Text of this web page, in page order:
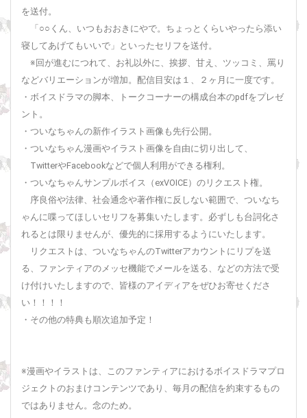
を送付。
「○○くん、いつもおおきにやで。ちょっとくらいやったら添い
寝してあげてもいいで」といったセリフを送付。
※回が進むにつれて、お礼以外に、挨拶、甘え、ツッコミ、罵り
などバリエーションが増加。配信目安は１、２ヶ月に一度です。
・ボイスドラマの脚本、トークコーナーの構成台本のpdfをプレゼ
ント。
・ついなちゃんの新作イラスト画像も先行公開。
・ついなちゃん漫画やイラスト画像を自由に切り出して、
TwitterやFacebookなどで個人利用ができる権利。
・ついなちゃんサンプルボイス（exVOICE）のリクエスト権。
序良俗や法律、社会通念や著作権に反しない範囲で、ついなち
ゃんに喋ってほしいセリフを募集いたします。必ずしも台詞化さ
れるとは限りませんが、優先的に採用するようにいたします。
リクエストは、ついなちゃんのTwitterアカウントにリプを送
る、ファンティアのメッセ機能でメールを送る、などの方法で受
け付けいたしますので、皆様のアイディアをぜひお寄せくださ
い！！！！
・その他の特典も順次追加予定！
※漫画やイラストは、このファンティアにおけるボイスドラマプロ
ジェクトのおまけコンテンツであり、毎月の配信を約束するもの
ではありません。念のため。